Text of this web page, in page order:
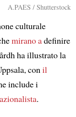
A.PAES / Shutterstock
culturale
mirano adefinire
ha illustrato la
con il
include i
.